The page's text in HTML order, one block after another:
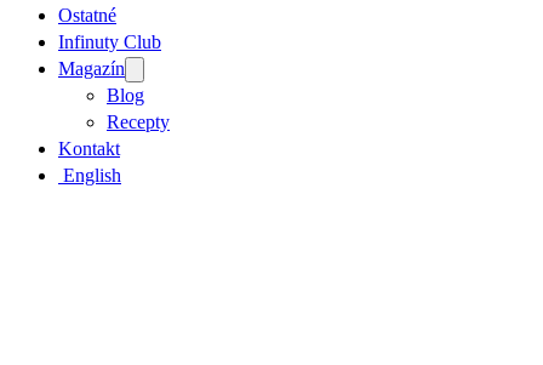
Ostatné
Infinuty Club
Magazín
Blog
Recepty
Kontakt
English